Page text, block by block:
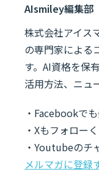
AIsmiley編集部
株式会社アイス
の専門家による
す。AI資格を保
活用方法、ニュ
・Facebookで
・Xもフォロー
・Youtubeのチ
メルマガに登録